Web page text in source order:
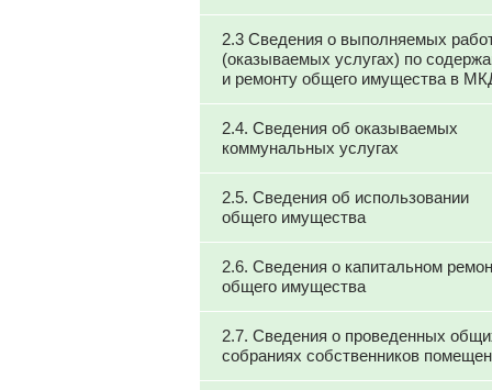
2.3 Сведения о выполняемых
(оказываемых услугах) по
и ремонту общего имущества в
2.4. Сведения об оказываемых
коммунальных услугах
2.5. Сведения об использовании
общего имущества
2.6. Сведения о капитальном
общего имущества
2.7. Сведения о проведенных
собраниях собственников